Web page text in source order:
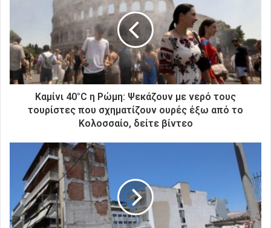
η
λ
κ
τ
δ
ι
Καμίνι 40°C η Ρώμη: Ψεκάζουν με νερό τους
τουρίστες που σχηματίζουν ουρές έξω από το
Κολοσσαίο, δείτε βίντεο